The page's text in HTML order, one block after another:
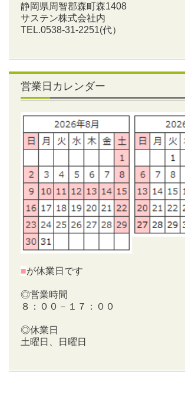
静岡県周智郡森町森1408
サステン株式会社内
TEL.0538-31-2251(代）
営業日カレンダー
■が休業日です
◎営業時間
８：００－１７：００
◎休業日
土曜日、日曜日